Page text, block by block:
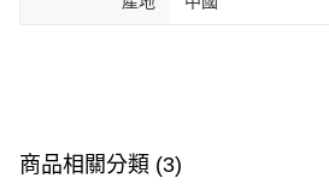
商品相關分類 (3)